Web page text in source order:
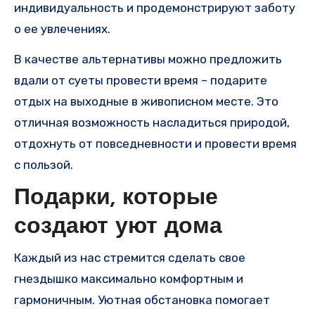
индивидуальность и продемонстрируют заботу
о ее увлечениях.
В качестве альтернативы можно предложить
вдали от суеты провести время – подарите
отдых на выходные в живописном месте. Это
отличная возможность насладиться природой,
отдохнуть от повседневности и провести время
с пользой.
Подарки, которые
создают уют дома
Каждый из нас стремится сделать свое
гнездышко максимально комфортным и
гармоничным. Уютная обстановка помогает